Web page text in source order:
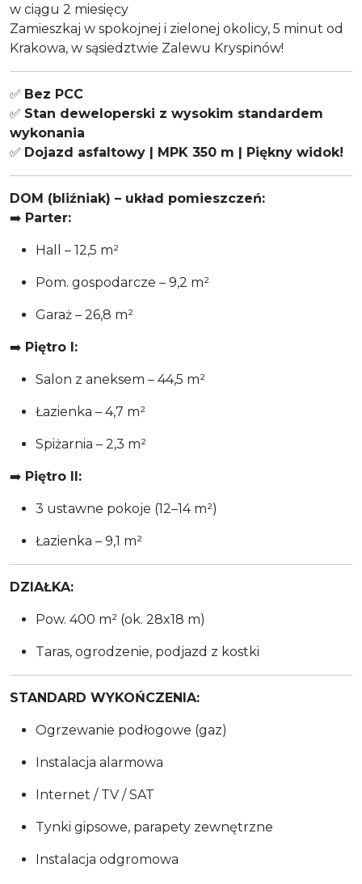
w ciągu 2 miesięcy
Zamieszkaj w spokojnej i zielonej okolicy, 5 minut od
Krakowa, w sąsiedztwie Zalewu Kryspinów!
✅ Bez PCC
✅ Stan deweloperski z wysokim standardem
wykonania
✅ Dojazd asfaltowy | MPK 350 m | Piękny widok!
DOM (bliźniak) – układ pomieszczeń:
➡️ Parter:
Hall – 12,5 m²
Pom. gospodarcze – 9,2 m²
Garaż – 26,8 m²
➡️ Piętro I:
Salon z aneksem – 44,5 m²
Łazienka – 4,7 m²
Spiżarnia – 2,3 m²
➡️ Piętro II:
3 ustawne pokoje (12–14 m²)
Łazienka – 9,1 m²
DZIAŁKA:
Pow. 400 m² (ok. 28x18 m)
Taras, ogrodzenie, podjazd z kostki
STANDARD WYKOŃCZENIA:
Ogrzewanie podłogowe (gaz)
Instalacja alarmowa
Internet / TV / SAT
Tynki gipsowe, parapety zewnętrzne
Instalacja odgromowa